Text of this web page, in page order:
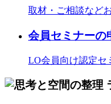
取材・ご相談など
会員セミナーの
LO会員向け認定セ